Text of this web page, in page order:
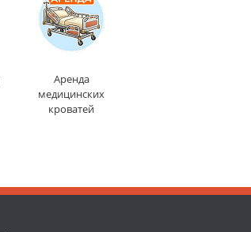
Аренда
медицинских
кроватей